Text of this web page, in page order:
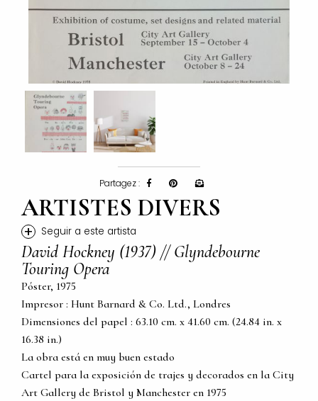
Partagez :
ARTISTES DIVERS
+ Seguir a este artista
David Hockney (1937) // Glyndebourne
Touring Opera
Póster, 1975
Impresor : Hunt Barnard & Co. Ltd., Londres
Dimensiones del papel : 63.10 cm. x 41.60 cm. (24.84 in. x
16.38 in.)
La obra está en muy buen estado
Cartel para la exposición de trajes y decorados en la City
Art Gallery de Bristol y Manchester en 1975